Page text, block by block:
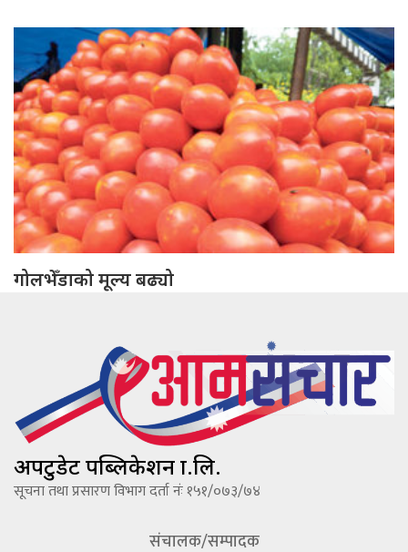
गोलभेँडाको मूल्य बढ्यो
अपटुडेट पब्लिकेशन प्रा.लि.
सूचना तथा प्रसारण विभाग दर्ता नंः १५१/०७३/७४
संचालक/सम्पादक